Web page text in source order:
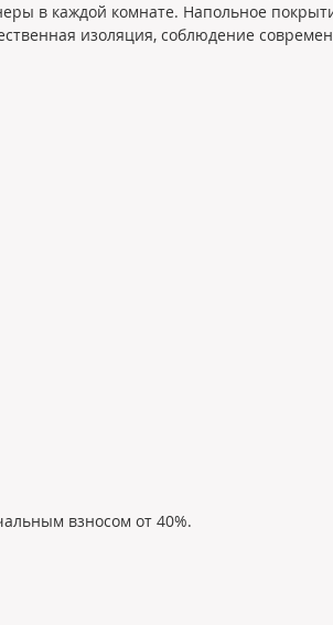
в каждой комнате. Напольное
изоляция, соблюдение
взносом от 40%.